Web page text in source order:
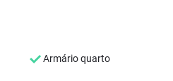
Armário quarto